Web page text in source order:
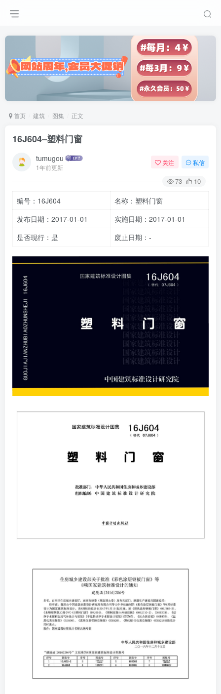
首页 建筑 图集 正文
16J604–塑料门窗
tumugou
1年前更新
关注 私信
73 10
编号：16J604
名称：塑料门窗
发布日期：2017-01-01
实施日期：2017-01-01
是否现行：是
废止日期：-